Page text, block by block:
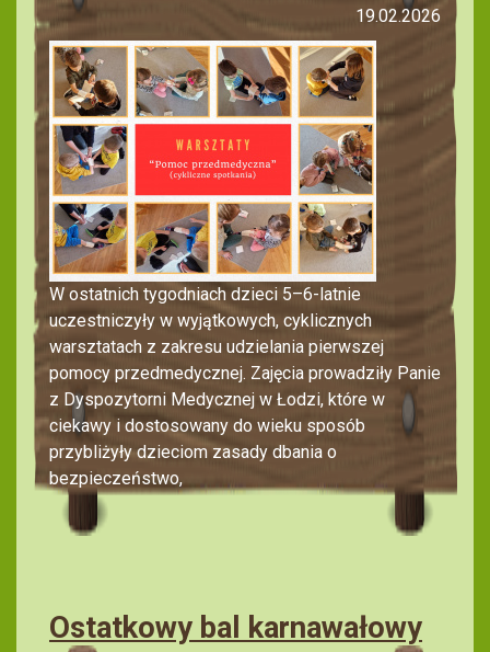
19.02.2026
W ostatnich tygodniach dzieci 5–6-latnie
uczestniczyły w wyjątkowych, cyklicznych
warsztatach z zakresu udzielania pierwszej
pomocy przedmedycznej. Zajęcia prowadziły Panie
z Dyspozytorni Medycznej w Łodzi, które w
ciekawy i dostosowany do wieku sposób
przybliżyły dzieciom zasady dbania o
bezpieczeństwo,
Ostatkowy bal karnawałowy